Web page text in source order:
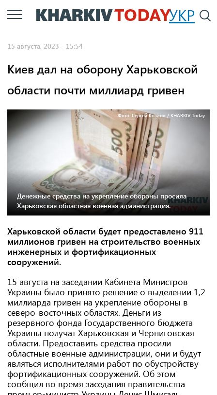
Перейти
к
УКР
15 августа, 2023 - 15:54
Киев дал на оборону Харьковской
области почти миллиард гривен
Фото: Сергей Козлов / KHARKIV Today
Денежные средства на укрепление обороны просила
Харьковская областная военная администрация.
Харьковской области будет предоставлено 911
миллионов гривен на строительство военных
инженерных и фортификационных
сооружений.
15 августа на заседании Кабинета Министров
Украины было принято решение о выделении 1,2
миллиарда гривен на укрепление обороны в
северо-восточных областях. Деньги из
резервного фонда Государственного бюджета
Украины получат Харьковская и Черниговская
области. Предоставить средства просили
областные военные администрации, они и будут
являться исполнителями работ по обустройству
фортификационных сооружений. Об этом
сообщил во время заседания правительства